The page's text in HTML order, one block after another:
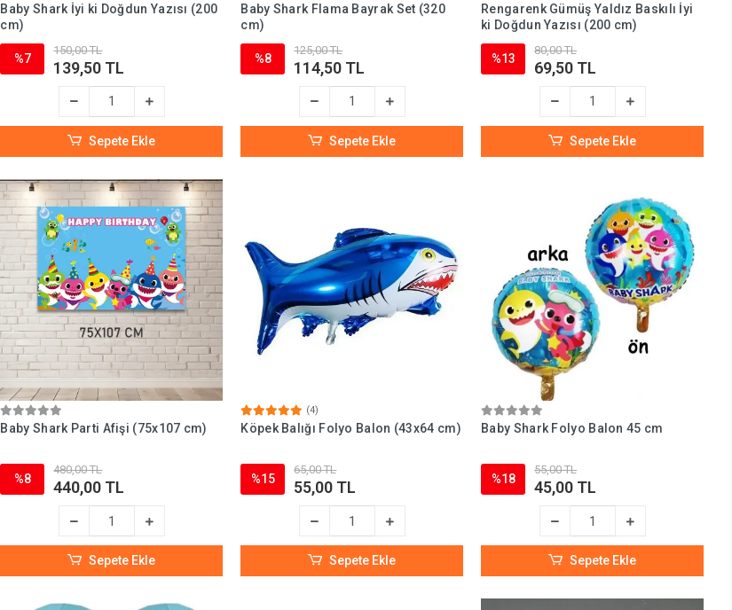
Baby Shark İyi ki Doğdun Yazısı (200
cm)
%7
150,00 TL
139,50 TL
Sepete Ekle
Baby Shark Flama Bayrak Set (320
cm)
%8
125,00 TL
114,50 TL
Sepete Ekle
Rengarenk Gümüş Yaldız Baskılı İyi
ki Doğdun Yazısı (200 cm)
%13
80,00 TL
69,50 TL
Sepete Ekle
Baby Shark Parti Afişi (75x107 cm)
%8
480,00 TL
440,00 TL
Sepete Ekle
(4)
Köpek Balığı Folyo Balon (43x64 cm)
%15
65,00 TL
55,00 TL
Sepete Ekle
Baby Shark Folyo Balon 45 cm
%18
55,00 TL
45,00 TL
Sepete Ekle